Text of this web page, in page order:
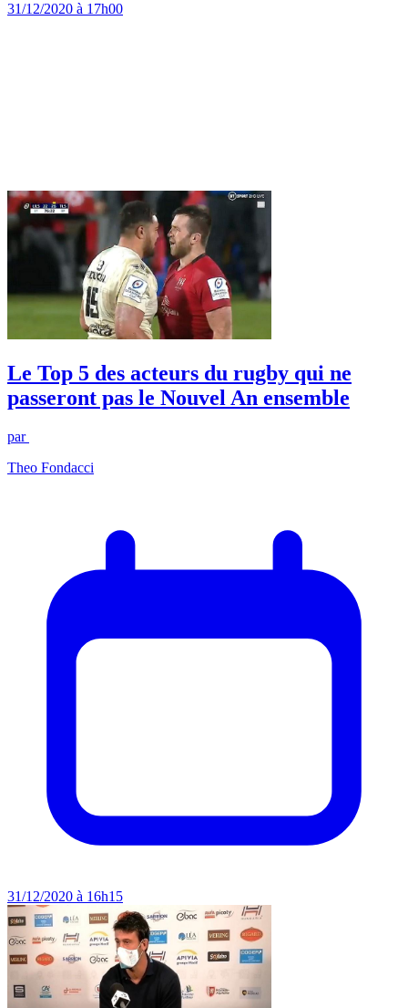
31/12/2020 à 17h00
Le Top 5 des acteurs du rugby qui ne
passeront pas le Nouvel An ensemble
par
Theo Fondacci
31/12/2020 à 16h15